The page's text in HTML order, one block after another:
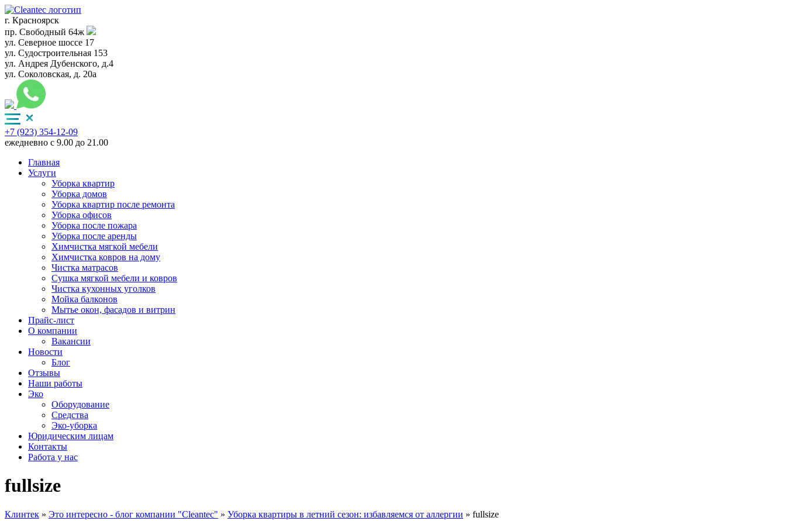
г. Красноярск
пр. Свободный 64ж
ул. Северное шоссе 17
ул. Судостроительная 153
ул. Андрея Дубенского, д.4
ул. Соколовская, д. 20а
+7 (923) 354-12-09
ежедневно с 9.00 до 21.00
Главная
Услуги
Уборка квартир
Уборка домов
Уборка квартир после ремонта
Уборка офисов
Уборка после пожара
Уборка после аренды
Химчистка мягкой мебели
Химчистка ковров на дому
Чистка матрасов
Сушка мягкой мебели и ковров
Чистка кухонных уголков
Мойка балконов
Мытье окон, фасадов и витрин
Прайс-лист
О компании
Вакансии
Новости
Блог
Отзывы
Наши работы
Эко
Оборудование
Средства
Эко-уборка
Юридическим лицам
Контакты
Работа у нас
fullsize
Клинтек » Это интересно - блог компании "Cleantec" » Уборка квартиры в летний сезон: избавляемся от аллергии » fullsize